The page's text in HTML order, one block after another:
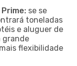
se se
toneladas
e aluguer de
grande
flexibilidade